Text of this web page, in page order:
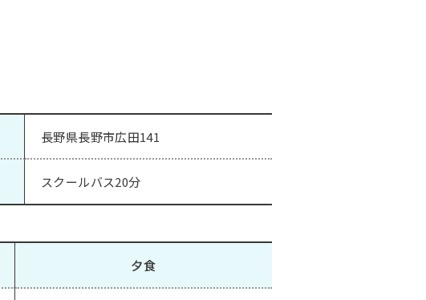
長野県長野市広田141
スクールバス20分
夕食